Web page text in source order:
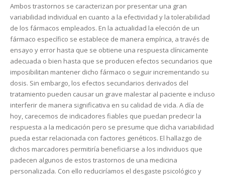
Ambos trastornos se caracterizan por presentar una gran
variabilidad individual en cuanto a la efectividad y la tolerabilidad
de los fármacos empleados. En la actualidad la elección de un
fármaco específico se establece de manera empírica, a través de
ensayo y error hasta que se obtiene una respuesta clínicamente
adecuada o bien hasta que se producen efectos secundarios que
imposibilitan mantener dicho fármaco o seguir incrementando su
dosis. Sin embargo, los efectos secundarios derivados del
tratamiento pueden causar un grave malestar al paciente e incluso
interferir de manera significativa en su calidad de vida. A día de
hoy, carecemos de indicadores fiables que puedan predecir la
respuesta a la medicación pero se presume que dicha variabilidad
pueda estar relacionada con factores genéticos. El hallazgo de
dichos marcadores permitiría beneficiarse a los individuos que
padecen algunos de estos trastornos de una medicina
personalizada. Con ello reduciríamos el desgaste psicológico y